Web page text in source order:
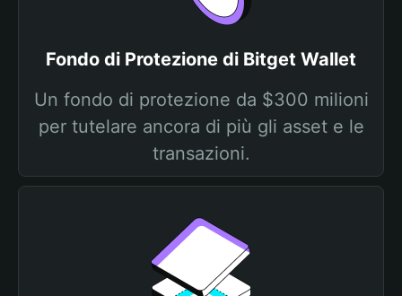
Fondo di Protezione di Bitget Wallet
Un fondo di protezione da $300 milioni
per tutelare ancora di più gli asset e le
transazioni.